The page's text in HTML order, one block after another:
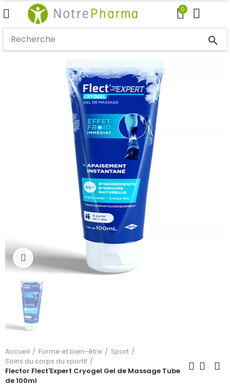
0
search
Cliquez pour agrandir
Accueil Forme et bien-être
Sport
Soins du corps du sportif
Flector Flect'Expert Cryogel Gel de Massage Tube
de 100ml